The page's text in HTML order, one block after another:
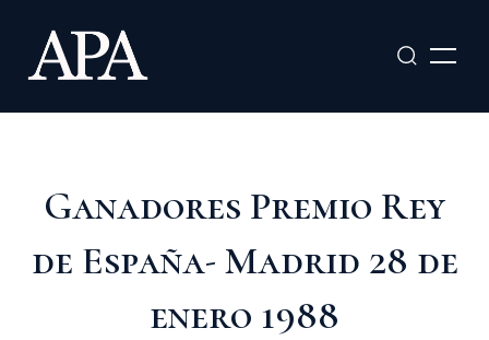
contenido
Ganadores Premio Rey
de España- Madrid 28 de
enero 1988